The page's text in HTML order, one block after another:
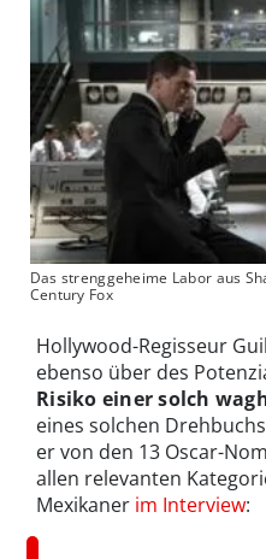
Das strenggeheime Labor aus
Century Fox
Hollywood-Regisseur
ebenso über des
Risiko einer solch
eines solchen
er von den 13 Oscar-
allen relevanten
Mexikaner im Interview: